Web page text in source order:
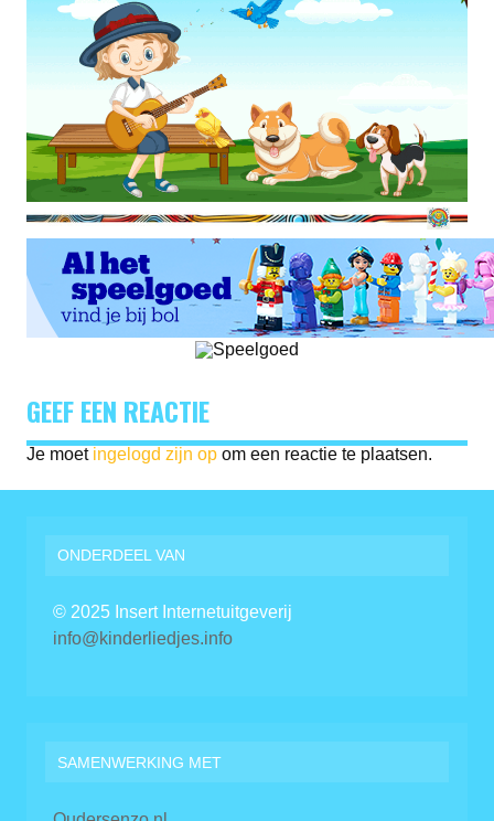
GEEF EEN REACTIE
Je moet ingelogd zijn op om een reactie te plaatsen.
ONDERDEEL VAN
© 2025 Insert Internetuitgeverij
info@kinderliedjes.info
SAMENWERKING MET